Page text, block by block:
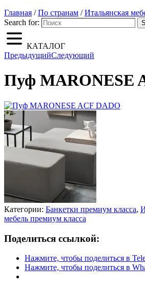
Главная /По странам /Итальянская
Search for:
КАТАЛОГ
ПредыдущийСледующий
Пуф MARONESE
Категории: Банкетки премиум класса,
мебель премиум класса
Поделиться ссылкой:
Нажмите, чтобы поделиться в
Нажмите, чтобы поделиться в